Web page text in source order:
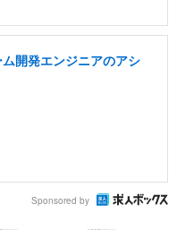
開発エンジニアのアシ
Sponsored by